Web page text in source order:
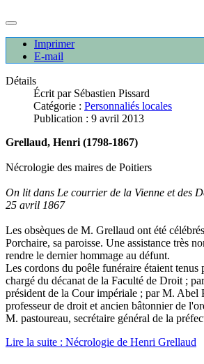
Imprimer
E-mail
Détails
Écrit par Sébastien Pissard
Catégorie : Personnaliés locales
Publication : 9 avril 2013
Grellaud, Henri (1798-1867)
Nécrologie des maires de Poitiers
On lit dans Le courrier de la Vienne et des
25 avril 1867
Les obsèques de M. Grellaud ont été
Porchaire, sa paroisse. Une assistance très
rendre le dernier hommage au défunt.
Les cordons du poêle funéraire étaient tenus
chargé du décanat de la Faculté de Droit ;
président de la Cour impériale ; par M. Abel
professeur de droit et ancien bâtonnier de
M. pastoureau, secrétaire général de la
Lire la suite : Nécrologie de Henri Grellaud